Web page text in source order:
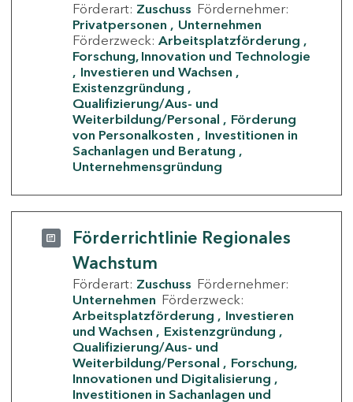
Förderart: Zuschuss Fördernehmer:
Privatpersonen
Unternehmen
Förderzweck: Arbeitsplatzförderung
Forschung, Innovation und Technologie
Investieren und Wachsen
Existenzgründung
Qualifizierung/Aus- und
Weiterbildung/Personal
Förderung
von Personalkosten
Investitionen in
Sachanlagen und Beratung
Unternehmensgründung
Förderrichtlinie Regionales
Wachstum
Förderart: Zuschuss Fördernehmer:
Unternehmen Förderzweck:
Arbeitsplatzförderung
Investieren
und Wachsen
Existenzgründung
Qualifizierung/Aus- und
Weiterbildung/Personal
Forschung,
Innovationen und Digitalisierung
Investitionen in Sachanlagen und